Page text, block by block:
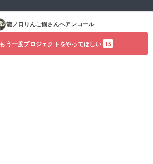
龍ノ口りんご園さんへアンコール
もう一度プロジェクトをやってほしい 15